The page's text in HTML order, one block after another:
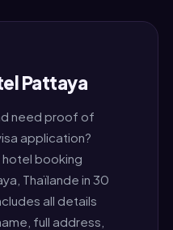
Pattaya
need proof of
application?
booking
Thaïlande in 30
all details
full address,